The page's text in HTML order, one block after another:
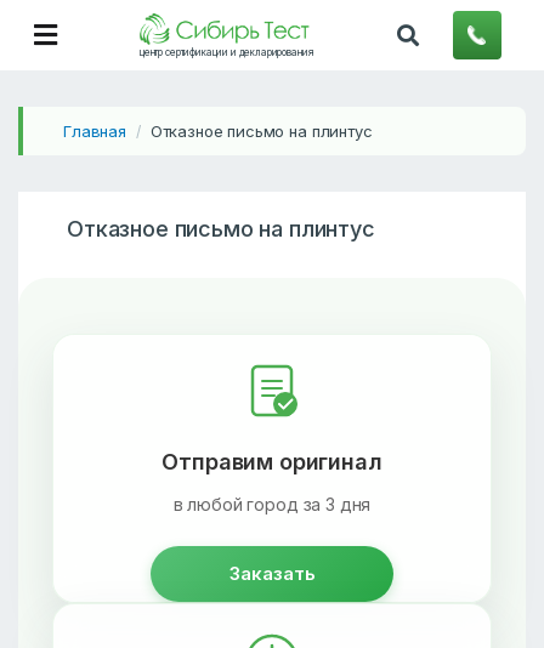
центр сертификации и декларирования
Главная / Отказное письмо на плинтус
Отказное письмо на плинтус
Отправим оригинал
в любой город за 3 дня
Заказать